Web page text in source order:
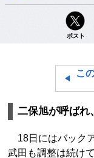
ポスト
こ
二保旭が呼ばれ
18日にはバック
武田も調整は続け